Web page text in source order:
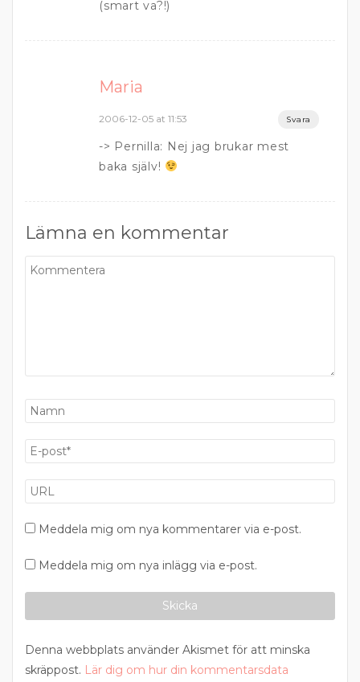
(smart va?!)
Maria
2006-12-05 at 11:53 Svara
-> Pernilla: Nej jag brukar mest
baka själv!
Lämna en kommentar
Meddela mig om nya kommentarer via e-post.
Meddela mig om nya inlägg via e-post.
Denna webbplats använder Akismet för att minska
skräppost. Lär dig om hur din kommentarsdata